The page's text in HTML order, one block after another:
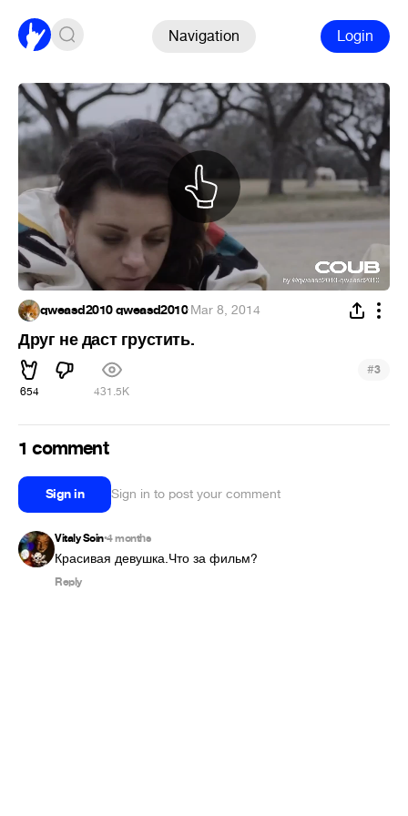
Navigation Login
qweasd2010 qweasd2010·Mar 8, 2014
Друг не даст грустить.
654 431.5K
#3
1 comment
Sign in Sign in to post your comment
Vitaly Soin•4 months
Красивая девушка.Что за фильм?
Reply